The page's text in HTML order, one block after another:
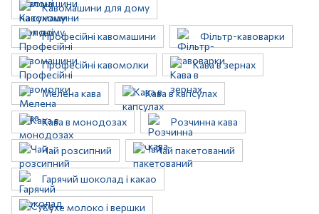
Кавомашини для дому
Професійні кавомашини Фільтр-кавоварки
Професійні кавомолки Кава в зернах
Мелена кава Кава в капсулах
Кава в монодозах Розчинна кава
Чай розсипний Чай пакетований
Гарячий шоколад і какао
Сухе молоко і вершки